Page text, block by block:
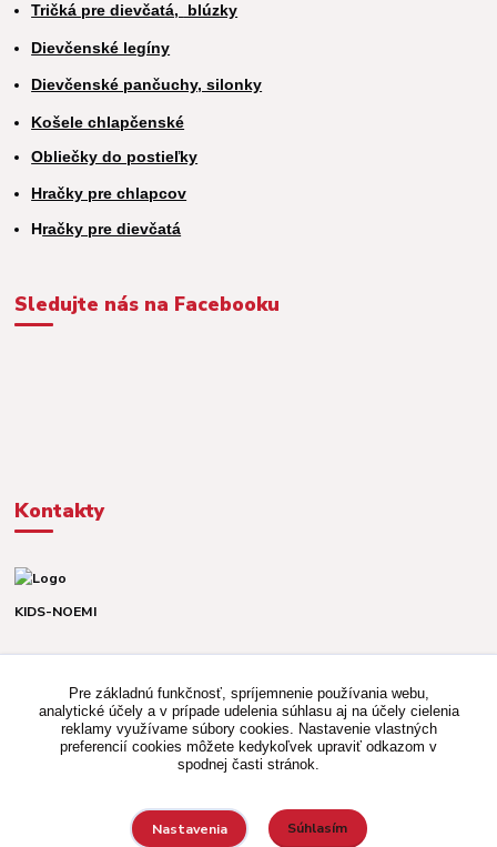
Tričká pre dievčatá, blúzky
Dievčenské legíny
Dievčenské pančuchy, silonky
Košele chlapčenské
Obliečky do postieľky
Hračky pre chlapcov
Hračky pre dievčatá
Sledujte nás na Facebooku
Kontakty
KIDS-NOEMI
(Po-Pia, 8-16 hod.)
kidsnoemi.shop@gmail.com
Pre základnú funkčnosť, spríjemnenie používania webu,
analytické účely a v prípade udelenia súhlasu aj na účely cielenia
reklamy využívame súbory cookies. Nastavenie vlastných
preferencií cookies môžete kedykoľvek upraviť odkazom v
spodnej časti stránok.
Nastavenia Súhlasím